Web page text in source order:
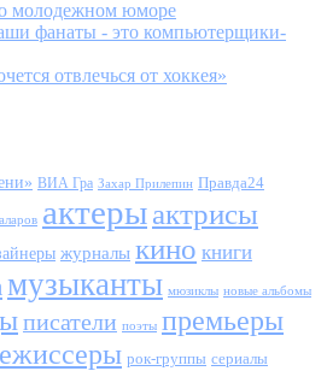
молодежном юморе
фанаты - это компьютерщики-
отвлечься от хоккея»
ВИА Гра Захар Прилепин Правда24
актерыактрисы
журналы кино книги
музыканты мюзиклы новые альбомы
писатели поэты премьеры
рок-группы сериалы